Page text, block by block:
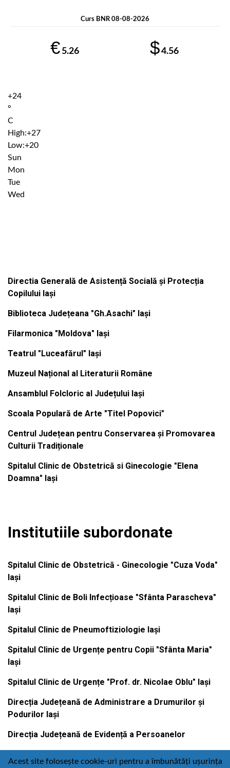
Curs BNR 08-08-2026
€ 5.26 $4.56
+24
°
C
High:+27
Low:+20
Sun
Mon
Tue
Wed
Directia Generală de Asistență Socială și Protecția
Copilului Iași
Biblioteca Județeana "Gh.Asachi" Iași
Filarmonica "Moldova" Iași
Teatrul "Luceafărul" Iași
Muzeul Național al Literaturii Române
Ansamblul Folcloric al Județului Iași
Scoala Populară de Arte "Titel Popovici"
Centrul Județean pentru Conservarea și Promovarea
Culturii Tradiționale
Spitalul Clinic de Obstetrică si Ginecologie "Elena
Doamna" Iași
Institutiile subordonate
Spitalul Clinic de Obstetrică - Ginecologie "Cuza Voda"
Iași
Spitalul Clinic de Boli Infecțioase "Sfânta Parascheva"
Iași
Spitalul Clinic de Pneumoftiziologie Iași
Spitalul Clinic de Urgențe pentru Copii "Sfânta Maria"
Iași
Spitalul Clinic de Urgențe "Prof. dr. Nicolae Oblu" Iași
Direcția Județeană de Administrare a Drumurilor și
Podurilor Iași
Direcția Județeană de Evidență a Persoanelor
Acest site folosește cookie-uri pentru a îmbunătăți ușurința